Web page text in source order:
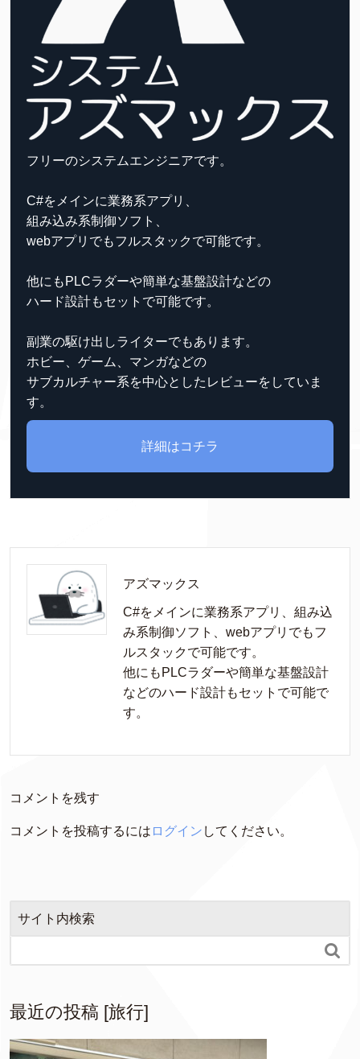
フリーのシステムエンジニアです。
C#をメインに業務系アプリ、
組み込み系制御ソフト、
webアプリでもフルスタックで可能です。
他にもPLCラダーや簡単な基盤設計などの
ハード設計もセットで可能です。
副業の駆け出しライターでもあります。
ホビー、ゲーム、マンガなどの
サブカルチャー系を中心としたレビューをしていま
す。
詳細はコチラ
アズマックス
C#をメインに業務系アプリ、組み込
み系制御ソフト、webアプリでもフ
ルスタックで可能です。
他にもPLCラダーや簡単な基盤設計
などのハード設計もセットで可能で
す。
コメントを残す
コメントを投稿するには ログイン してください。
サイト内検索

最近の投稿 [旅行]